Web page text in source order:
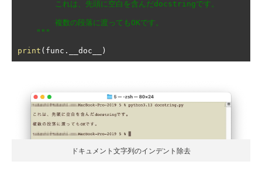
    """
print ( func . __doc__ )
ドキュメント文字列のインデント除去